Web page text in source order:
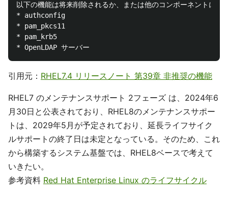
以下の機能は将来削除されるか、または他のコンポーネントに置
* authconfig
* pam_pkcs11
* pam_krb5
引用元： RHEL7.4 リリースノート 第39章 非推奨の機能
RHEL7 のメンテナンスサポート 2フェーズ は、2024年6
月30日と公表されており、RHEL8のメンテナンスサポー
トは、2029年5月が予定されており、延長ライフサイク
ルサポートの終了日は未定となっている。そのため、これ
から構築するシステム基盤では、RHEL8ベースで考えて
いきたい。
参考資料 Red Hat Enterprise Linux のライフサイクル